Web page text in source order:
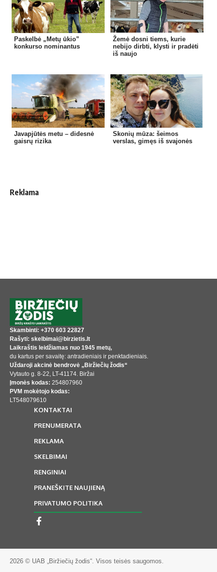
Paskelbė „Metų ūkio”
konkurso nominantus
Žemė dosni tiems, kurie
nebijo dirbti, klysti ir pradėti
iš naujo
Javapjūtės metu – didesnė
gaisrų rizika
Skonių mūza: šeimos
verslas, gimęs iš svajonės
Reklama
Skambinti: +370 603 22827
Rašyti: skelbimai@birzietis.lt
Laikraštis leidžiamas nuo 1945 metų,
du kartus per savaitę: antradieniais ir penktadieniais.
Uždaroji akcinė bendrovė „Biržiečių žodis“
Vytauto g. 8-22, LT-41174. Biržai
Įmonės kodas: 254807960
PVM mokėtojo kodas:
LT548079610
KONTAKTAI
PRENUMERATA
REKLAMA
SKELBIMAI
RENGINIAI
PRANEŠKITE NAUJIENĄ
PRIVATUMO POLITIKA
2026 © UAB „Biržiečių žodis“. Visos teisės saugomos.